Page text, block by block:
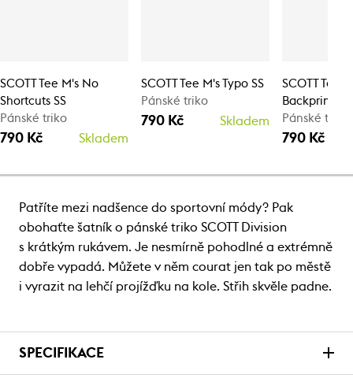
SCOTT Tee M's No
Shortcuts SS
Pánské triko
790 Kč Skladem
SCOTT Tee M's Typo SS
Pánské triko
790 Kč Skladem
SCOTT Tee
Backprint SS
Pánské triko
790 Kč
Patříte mezi nadšence do sportovní módy? Pak
obohaťte šatník o pánské triko SCOTT Division
s krátkým rukávem. Je nesmírně pohodlné a extrémně
dobře vypadá. Můžete v něm courat jen tak po městě
i vyrazit na lehčí projížďku na kole. Střih skvěle padne.
SPECIFIKACE